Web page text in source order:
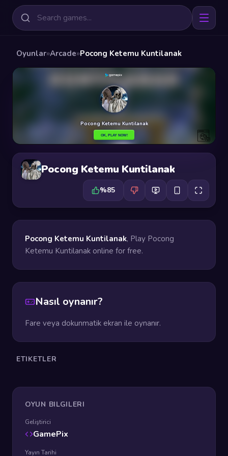
Oyunlar»Arcade»Pocong Ketemu Kuntilanak
Pocong Ketemu Kuntilanak
%85
Pocong Ketemu Kuntilanak, Play Pocong
Ketemu Kuntilanak online for free.
Nasıl oynanır?
Fare veya dokunmatik ekran ile oynanır.
ETIKETLER
OYUN BILGILERI
Geliştirici
GamePix
Yayın Tarihi